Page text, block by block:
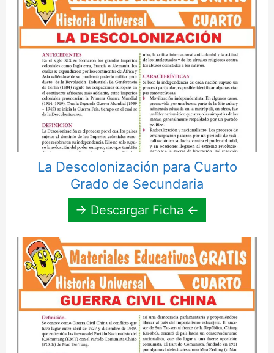
La Descolonización para Cuarto
Grado de Secundaria
→ Descargar Ficha ←